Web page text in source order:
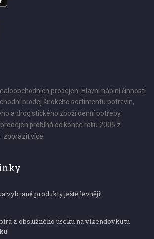
prodejen. Hlavní náplní činnosti
prodej širokého sortimentu potravin,
a drogistického zboží denní potřeby.
probíhá od konce roku 2005 z
zobrazit více
vybrané produkty ještě levněji!
z obslužného úseku na víkendovku tu